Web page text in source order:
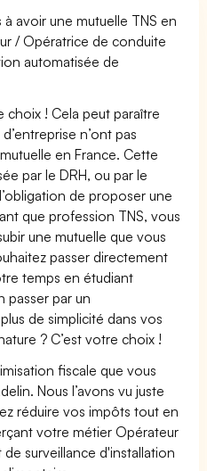
avoir une mutuelle TNS en
/ Opératrice de conduite
automatisée de
choix ! Cela peut paraître
n’ont pas
en France. Cette
par le DRH, ou par le
de proposer une
que profession TNS, vous
une mutuelle que vous
passer directement
temps en étudiant
passer par un
de simplicité dans vos
? C’est votre choix !
fiscale que vous
Nous l’avons vu juste
réduire vos impôts tout en
votre métier Opérateur
surveillance d'installation